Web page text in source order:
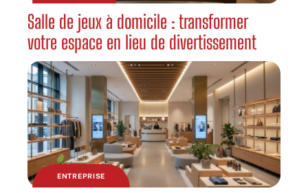
Salle de jeux à domicile : transformer
votre espace en lieu de divertissement
ENTREPRISE